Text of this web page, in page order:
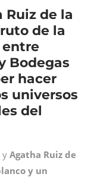
Ruiz de la
de la
entre
Bodegas
hacer
universos
del
y Agatha Ruiz de
y un